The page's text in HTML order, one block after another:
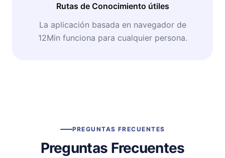
Rutas de Conocimiento útiles
La aplicación basada en navegador de
12Min funciona para cualquier persona.
PREGUNTAS FRECUENTES
Preguntas Frecuentes